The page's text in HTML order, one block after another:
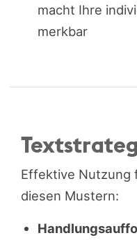
macht Ihre
merkbar
Effektive Nutzung
diesen Mustern: